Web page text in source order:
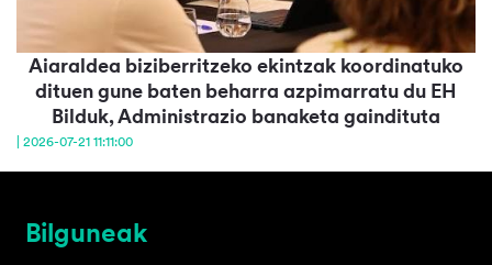
Aiaraldea biziberritzeko ekintzak koordinatuko
dituen gune baten beharra azpimarratu du EH
Bilduk, Administrazio banaketa gaindituta
| 2026-07-21 11:11:00
Bilguneak